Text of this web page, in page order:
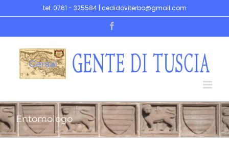
to
tel: 0761 - 325584 | cedidoviterbo@gmail.com
Entomologo